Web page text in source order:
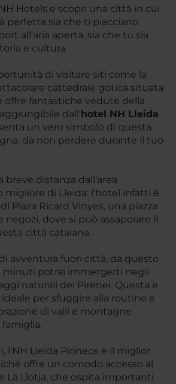
Hotels e scopri una città in cui
perfetta sia che ti piacciano
all'aria aperta, sia che tu sia
e cultura.
di visitare siti come la
cattedrale gotica situata
offre fantastiche vedute della
dall' hotel NH Lleida
un vero simbolo di questa
da non perdere durante il tuo
breve distanza dall'area
di Lleida: l'hotel infatti è
Plaza Ricard Vinyes, una piazza
negozi, dove si può assaporare il
città catalana.
avventura fuori città, da questo
minuti potrai immergerti negli
naturali dei Pirenei. Questa è
per sfuggire alla routine e
di valli e montagne
l'NH Lleida Pirineos è il miglior
offre un comodo accesso al
La Llotja, che ospita importanti